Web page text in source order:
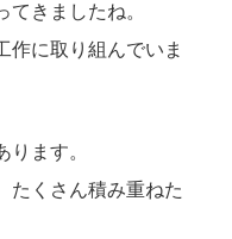
きましたね。
作に取り組んでいま
ます。
たくさん積み重ねた